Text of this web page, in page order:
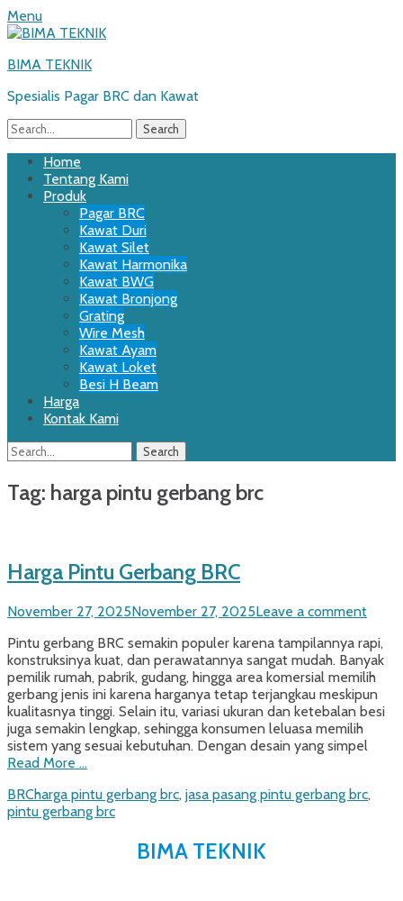
Menu
BIMA TEKNIK
Spesialis Pagar BRC dan Kawat
Search
for:
Primary
Menu
Skip
content
Home
Tentang Kami
Produk
Pagar BRC
Kawat Duri
Kawat Silet
Kawat Harmonika
Kawat BWG
Kawat Bronjong
Grating
Wire Mesh
Kawat Ayam
Kawat Loket
Besi H Beam
Harga
Kontak Kami
Search
Search
for:
Tag: harga pintu gerbang brc
Harga Pintu Gerbang BRC
Posted
November 27, 2025November 27, 2025Leave a comment
Pintu gerbang BRC semakin populer karena tampilannya rapi,
konstruksinya kuat, dan perawatannya sangat mudah. Banyak
pemilik rumah, pabrik, gudang, hingga area komersial memilih
gerbang jenis ini karena harganya tetap terjangkau meskipun
kualitasnya tinggi. Selain itu, variasi ukuran dan ketebalan besi
juga semakin lengkap, sehingga konsumen leluasa memilih
sistem yang sesuai kebutuhan. Dengan desain yang simpel
Read More …
Categories
BRCTags
harga pintu gerbang brc, jasa pasang pintu gerbang brc,
pintu gerbang brc
BIMA TEKNIK